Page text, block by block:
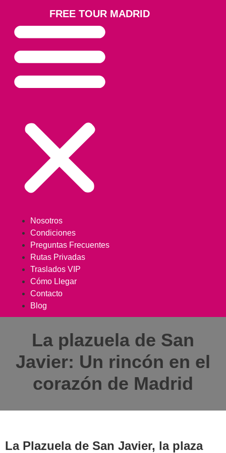
Nosotros
Condiciones
Preguntas Frecuentes
Rutas Privadas
Traslados VIP
Cómo Llegar
Contacto
Blog
FREE TOUR MADRID
La plazuela de San
Javier: Un rincón en el
corazón de Madrid
La Plazuela de San Javier, la plaza